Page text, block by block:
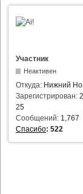
Участник
Неактивен
Откуда: Нижний
Зарегистрирован:
25
Сообщений: 1,767
Спасибо: 522